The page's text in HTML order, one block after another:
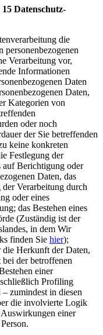
Datenschutz-
die
Verarbeitung vor,
Informationen
Daten
Daten,
Kategorien von
oder noch
der Sie betreffenden
keine konkreten
Festlegung der
auf Berichtigung oder
Daten, das
Verarbeitung durch
oder eines
das Bestehen eines
(Zuständig ist der
in dem Wir
finden Sie hier);
Herkunft der Daten,
der betroffenen
einer
Profiling
zumindest in diesen
die involvierte Logik
einer